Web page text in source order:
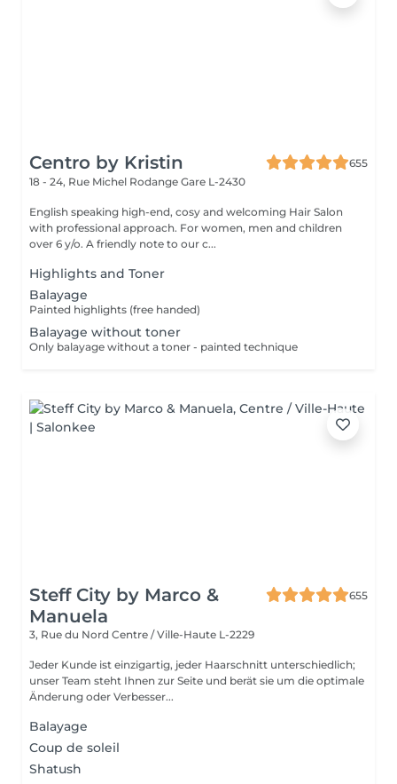
Centro by Kristin
655
18 - 24, Rue Michel Rodange Gare L-2430
English speaking high-end, cosy and welcoming Hair Salon
with professional approach. For women, men and children
over 6 y/o. A friendly note to our c...
Highlights and Toner
Balayage
Painted highlights (free handed)
Balayage without toner
Only balayage without a toner - painted technique
Steff City by Marco &
Manuela
655
3, Rue du Nord Centre / Ville-Haute L-2229
Jeder Kunde ist einzigartig, jeder Haarschnitt unterschiedlich;
unser Team steht Ihnen zur Seite und berät sie um die optimale
Änderung oder Verbesser...
Balayage
Coup de soleil
Shatush